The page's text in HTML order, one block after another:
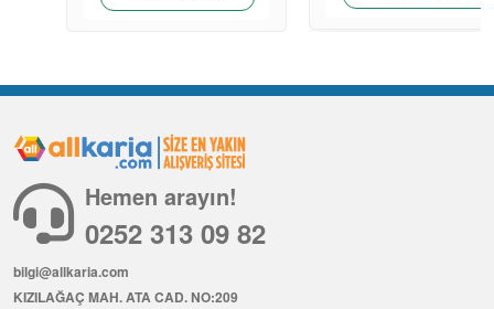
Hemen arayın!
0252 313 09 82
bilgi@allkaria.com
KIZILAĞAÇ MAH. ATA CAD. NO:209